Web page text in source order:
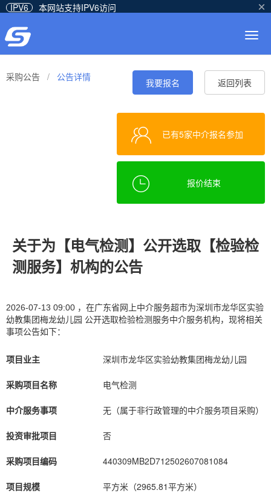
IPV6 本网站支持IPV6访问
采购公告 / 公告详情 我要报名 返回列表
已有5家中介报名参加
报价结束
关于为【电气检测】公开选取【检验检
测服务】机构的公告
2026-07-13 09:00 ，在广东省网上中介服务超市为深圳市龙华区实验
幼教集团梅龙幼儿园 公开选取检验检测服务中介服务机构，现将相关
事项公告如下：
项目业主 深圳市龙华区实验幼教集团梅龙幼儿园
采购项目名称 电气检测
中介服务事项 无（属于非行政管理的中介服务项目采购）
投资审批项目 否
采购项目编码 440309MB2D712502607081084
项目规模 平方米（2965.81平方米）